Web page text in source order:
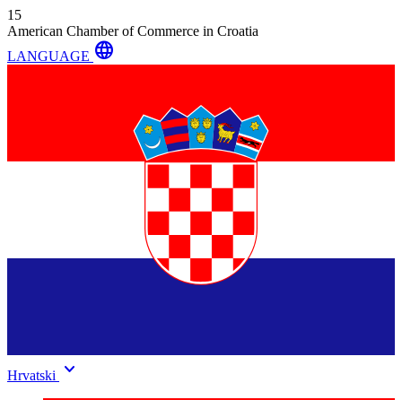
15
American Chamber of Commerce in Croatia
LANGUAGE language
Hrvatski keyboard_arrow_down